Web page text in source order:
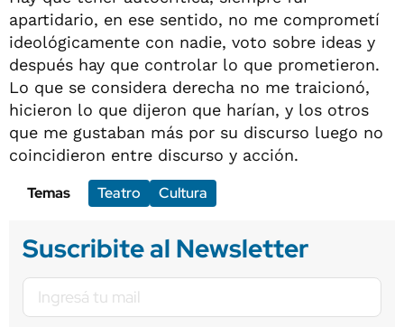
apartidario, en ese sentido, no me comprometí
ideológicamente con nadie, voto sobre ideas y
después hay que controlar lo que prometieron.
Lo que se considera derecha no me traicionó,
hicieron lo que dijeron que harían, y los otros
que me gustaban más por su discurso luego no
coincidieron entre discurso y acción.
Temas
Teatro Cultura
Suscribite al Newsletter